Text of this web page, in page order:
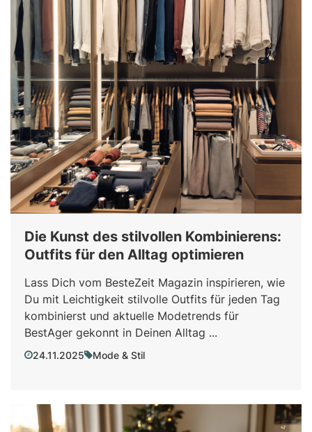
Die Kunst des stilvollen Kombinierens:
Outfits für den Alltag optimieren
Lass Dich vom BesteZeit Magazin inspirieren, wie
Du mit Leichtigkeit stilvolle Outfits für jeden Tag
kombinierst und aktuelle Modetrends für
BestAger gekonnt in Deinen Alltag ...
24.11.2025 Mode & Stil